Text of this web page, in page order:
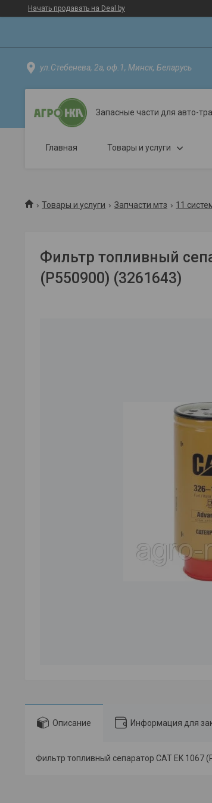
Начать продавать на Deal.by
ул.Стебенева, 2а, оф.1, Минск, Беларусь
Запасные части для авто-
Главная Товары и услуги
Товары и услуги Запчасти мтз 11
Фильтр топливный
(P550900) (3261643)
Описание Информация для
Фильтр топливный сепаратор CAT EK 1067